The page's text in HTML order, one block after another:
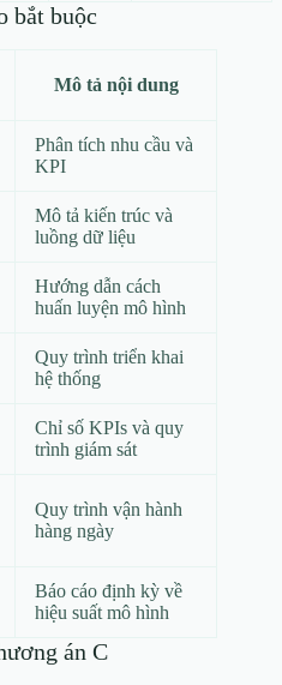
bắt buộc
Mô tả nội dung
Phân tích nhu cầu và
KPI
Mô tả kiến trúc và
luồng dữ liệu
Hướng dẫn cách
huấn luyện mô hình
Quy trình triển khai
hệ thống
Chỉ số KPIs và quy
trình giám sát
Quy trình vận hành
hàng ngày
Báo cáo định kỳ về
hiệu suất mô hình
án C